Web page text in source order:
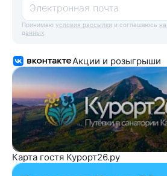
Электронная почта
Принимаю условия рассылки и соглашаюсь
данных
Акции и розыгрыши
Карта гостя Курорт26.ру